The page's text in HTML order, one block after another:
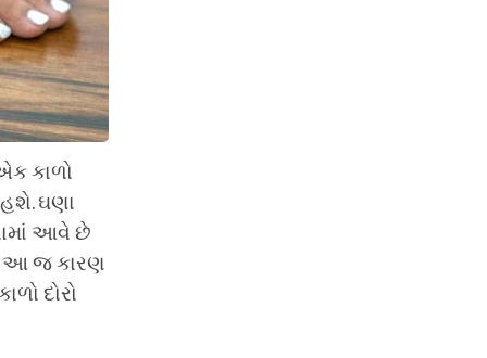
કાળો
ઘણા
આવે છે
આ જ કારણ
દોરો